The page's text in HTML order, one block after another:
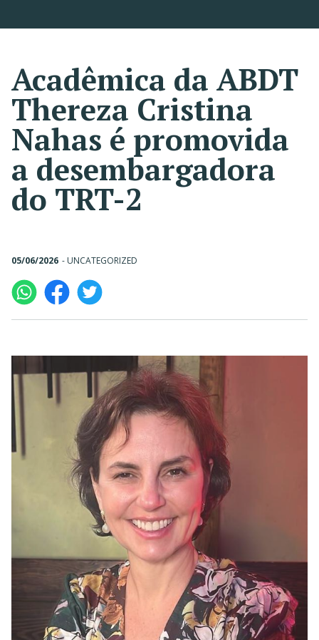
Acadêmica da ABDT
Thereza Cristina
Nahas é promovida
a desembargadora
do TRT-2
05/06/2026 - UNCATEGORIZED